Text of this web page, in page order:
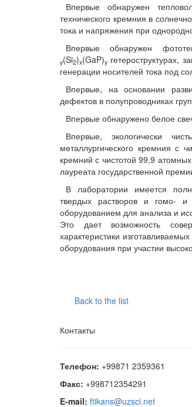
Впервые обнаружен
технического кремния в
тока и напряжения при
Впервые обнаружен
y(Si2)x(GaP)y
генерации носителей тока под
Впервые, на основании
дефектов в полупроводниках
Впервые обнаружено белое
Впервые, экологически
металлургического кремния с
кремний с чистотой 99,9
лауреата государственной
В лаборатории имеется
твердых растворов и гомо- и
оборудованием для анализа и
Это дает возможность
характеристики
оборудования при участии
Back to the list
Контакты
Телефон: +99871 2359361
Факс: +998712354291
E-mail: ftikans@uzsci.net